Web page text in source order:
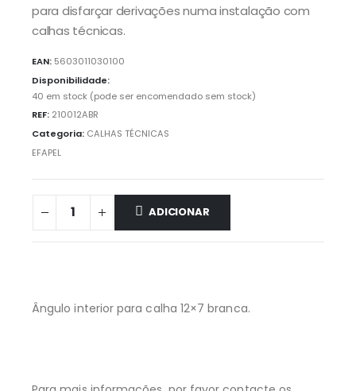
para disfarçar derivações numa instalação com
calhas técnicas.
EAN: 5603011030100
Disponibilidade:
40 em stock (pode ser encomendado sem stock)
REF: 210012ABR
Categoria: CALHAS TÉCNICAS
EFAPEL
ADICIONAR
Ângulo interior para calha 12×7 branca.